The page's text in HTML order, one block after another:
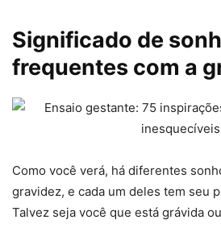
Significado de
frequentes com a
Como você verá, há diferentes
gravidez, e cada um deles tem seu
Talvez seja você que está grávida